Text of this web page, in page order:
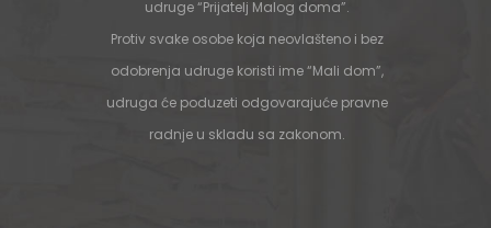
udruge “Prijatelj Malog doma”.
Protiv svake osobe koja neovlašteno i bez
odobrenja udruge koristi ime “Mali dom”,
udruga će poduzeti odgovarajuće pravne
radnje u skladu sa zakonom.